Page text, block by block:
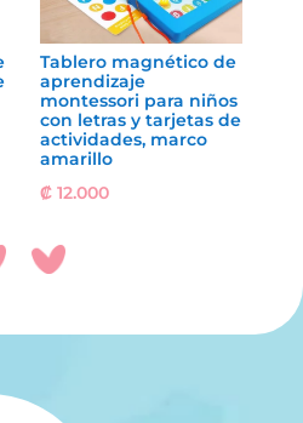
Tablero magnético de
aprendizaje
montessori para niños
con letras y tarjetas de
actividades, marco
amarillo
₡12.000